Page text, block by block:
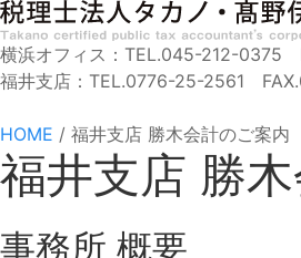
横浜オフィス：TEL.045-212-0375
福井支店：TEL.0776-25-2561
HOME / 福井支店 勝木会計のご案内
福井支店 勝
事務所 概要